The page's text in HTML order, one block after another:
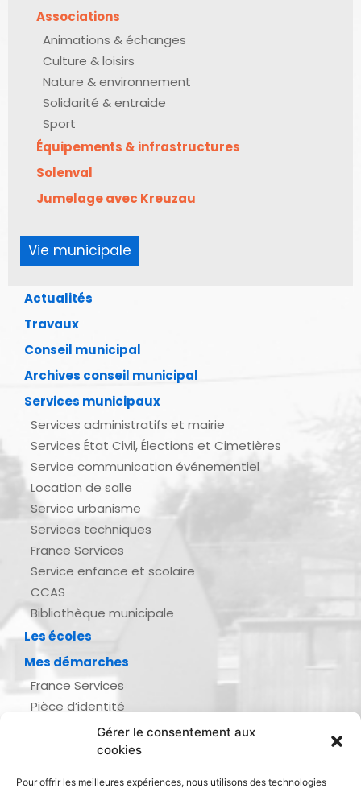
Gérer le consentement aux
cookies
Pour offrir les meilleures expériences, nous utilisons des technologies
Associations
Animations & échanges
Culture & loisirs
Nature & environnement
Solidarité & entraide
Sport
Équipements & infrastructures
Solenval
Jumelage avec Kreuzau
Vie municipale
Actualités
Travaux
Conseil municipal
Archives conseil municipal
Services municipaux
Services administratifs et mairie
Services État Civil, Élections et Cimetières
Service communication événementiel
Location de salle
Service urbanisme
Services techniques
France Services
Service enfance et scolaire
CCAS
Bibliothèque municipale
Les écoles
Mes démarches
France Services
Pièce d’identité
Demande d’actes d’état civil